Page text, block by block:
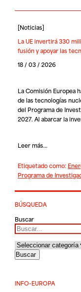
[Noticias]
La UE invertirá 330
fusión y apoyar las
18 / 03 / 2026
La Comisión Europea
de las tecnologías
del Programa de
2027. Al abarcar la
Leer más...
Etiquetado como:
Programa de
BÚSQUEDA
Buscar
INFO-EUROPA